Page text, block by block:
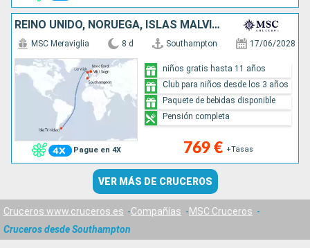
REINO UNIDO, NORUEGA, ISLAS MALVINAS
Pague en 4X
MSC Meraviglia 8 d Southampton 17/06/2028
769 € +Tasas
niños gratis hasta 11 años
Club para niños desde los 3 años
Paquete de bebidas disponible
Pensión completa
VER MÁS DE CRUCEROS
Cruceros www.cruceros.es Compañías
MSC Cruceros
Cruceros desde Southampton